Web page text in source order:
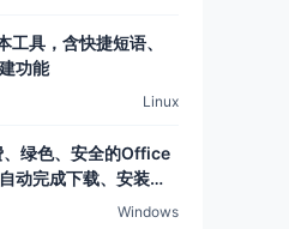
工具，含快捷短语、
功能
Linux
绿色、安全的Office
动完成下载、安装和
装更简单，支持多种
Windows